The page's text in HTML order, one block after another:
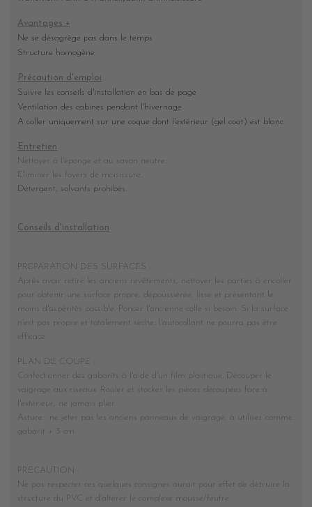
Avantages +
Ne se désagrège pas dans le temps
Structure homogène
Précaution d'emploi
Suivre les conseils d'installation en bas de page
Ventilation des cabines pendant l'hivernage
A coller uniquement sur une coque dont l'extérieur (gel coat) est blanc
Entretien
Nettoyer à l'éponge et au savon neutre.
Eliminer les foyers de moisissure
Détergent, solvants prohibés.
Conseils d'installation
PREPARATION DES SURFACES :
Après avoir retiré les anciens revêtements, nettoyer les parties à encoller
pour obtenir une surface propre, dépoussiérée, lisse et présentant le
moins d'aspérités possible. Poncer l'ancienne colle si besoin. Si la surface
n'est pas propre et totalement sèche, l'autocollant ne pourra pas être
efficace
PLAN DE COUPE :
Confectionner des gabarits à l'aide d'un film plastique. Découper le
vaigrage aux ciseaux. Rouler et stocker les pièces découpées face à
l'extérieur, ne jamais plier.
Astuce : ne jeter pas les anciens panneaux de vaigrage, à utiliser comme
gabarit + 3 cm
PRECAUTION :
Ne pas respecter ces quelques consignes aurait pour effet de détruire la
structure du PVC et d'altérer le complexe mousse/feutre.